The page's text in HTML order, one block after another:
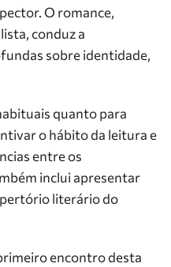
O romance,
conduz a
sobre identidade,
quanto para
o hábito da leitura e
entre os
inclui apresentar
literário do
encontro desta